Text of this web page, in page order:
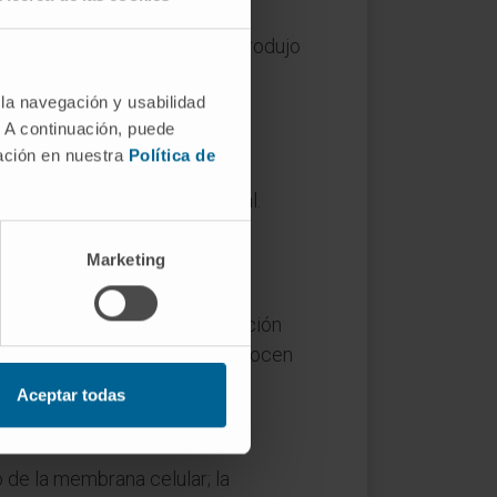
navegación y usabilidad
continuación, puede
en nuestra Política de
Marketing
Aceptar todas
activas. Karl Landsteiner introdujo
otros individuos.
durante los primeros
la flora bacteriana intestinal.
adulta.
produzca aglutinación
Los anticuerpos que reconocen
de la membrana celular; la